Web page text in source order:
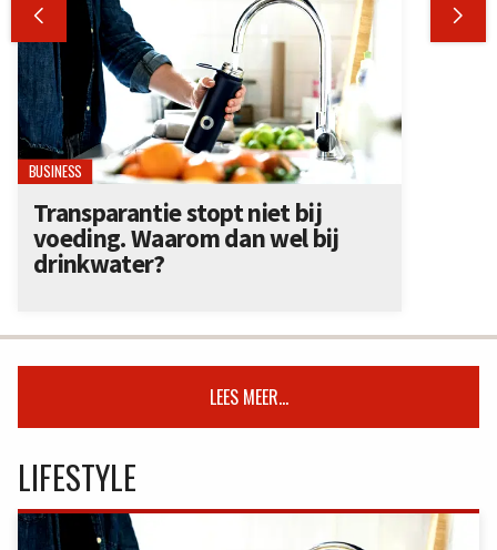
 
BUSINESS
Transparantie stopt niet bij
voeding. Waarom dan wel bij
drinkwater?
LEES MEER...
LIFESTYLE